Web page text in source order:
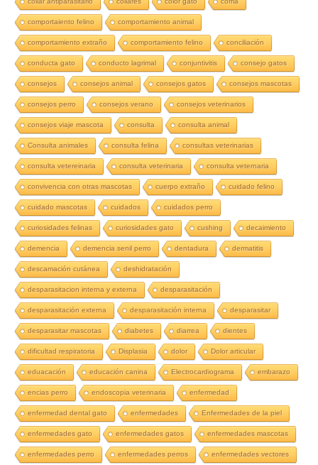
comportaiento felino comportamiento animal
comportamiento extraño comportamiento felino conciliación
conducta gato conducto lagrimal conjuntivitis consejo gatos
consejos consejos animal consejos gatos consejos mascotas
consejos perro consejos verano consejos veterinarios
consejos viaje mascota consulta consulta animal
Consulta animales consulta felina consultas veterinarias
consulta vetereinaria consulta veterinaria consulta veternaria
convivencia con otras mascotas cuerpo extraño cuidado felino
cuidado mascotas cuidados cuidados perro
curiosidades felinas curiosidades gato cushing decaimiento
demencia demencia senil perro dentadura dermatitis
descamación cutánea deshidratación
desparasitacion interna y externa desparasitación
desparasitación externa desparasitación interna desparasitar
desparasitar mascotas diabetes diarrea dientes
dificultad respiratoria Displasia dolor Dolor articular
eduacación educación canina Electrocardiograma embarazo
encias perro endoscopia veterinaria enfermedad
enfermedad dental gato enfermedades Enfermedades de la piel
enfermedades gato enfermedades gatos enfermedades mascotas
enfermedades perro enfermedades perros enfermedades vectores